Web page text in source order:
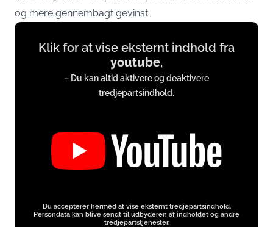
og mere gennembagt gevinst.
Display
content
www.youtube.com
Klik for at vise eksternt indhold fra
youtube,
– Du kan altid aktivere og deaktivere
tredjepartsindhold.
Du accepterer hermed at vise eksternt tredjepartsindhold.
Persondata kan blive sendt til udbyderen af indholdet og andre
tredjepartstjenester.